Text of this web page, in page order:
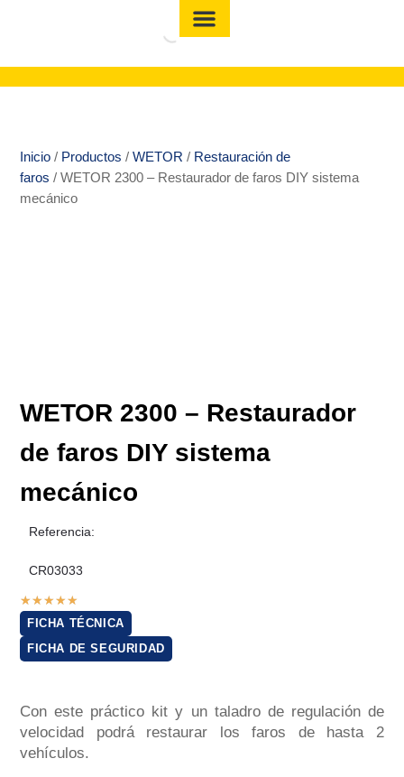
Inicio / Productos / WETOR / Restauración de
faros / WETOR 2300 – Restaurador de faros DIY sistema
mecánico
WETOR 2300 – Restaurador
de faros DIY sistema
mecánico
Referencia:
CR03033
★★★★★
FICHA TÉCNICA
FICHA DE SEGURIDAD
Con este práctico kit y un taladro de regulación de
velocidad podrá restaurar los faros de hasta 2
vehículos.